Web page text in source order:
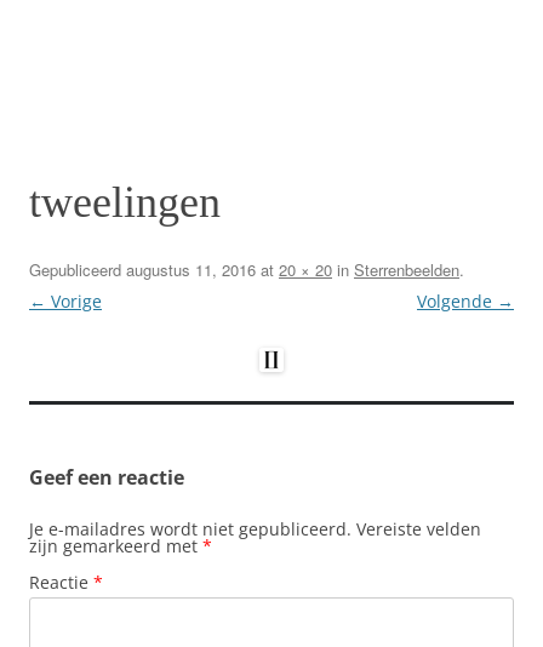
tweelingen
Gepubliceerd augustus 11, 2016 at 20 × 20 in Sterrenbeelden.
← Vorige
Volgende →
Geef een reactie
Je e-mailadres wordt niet gepubliceerd. Vereiste velden
zijn gemarkeerd met *
Reactie *